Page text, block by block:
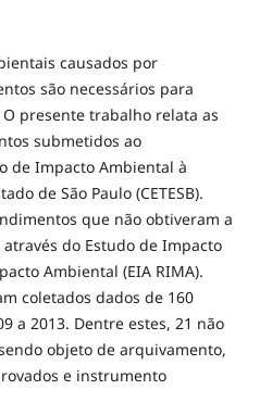
causados por
são necessários para
presente trabalho relata as
submetidos ao
de Impacto Ambiental à
de São Paulo (CETESB).
que não obtiveram a
do Estudo de Impacto
Ambiental (EIA RIMA).
coletados dados de 160
a 2013. Dentre estes, 21 não
objeto de arquivamento,
e instrumento